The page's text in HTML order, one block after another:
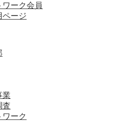
ーク会員
ページ
業
査
ーク